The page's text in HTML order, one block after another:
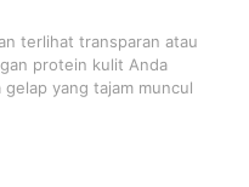
terlihat transparan atau
protein kulit Anda
yang tajam muncul